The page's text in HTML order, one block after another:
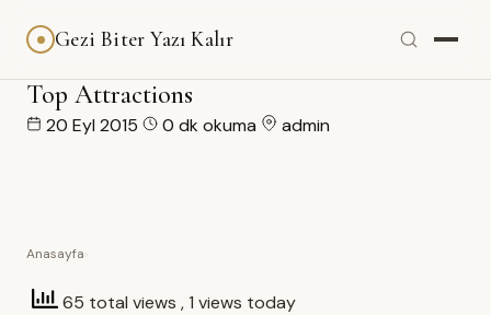
Gezi Biter Yazı Kalır
Top Attractions
20 Eyl 2015 0 dk okuma admin
Anasayfa›
65 total views , 1 views today